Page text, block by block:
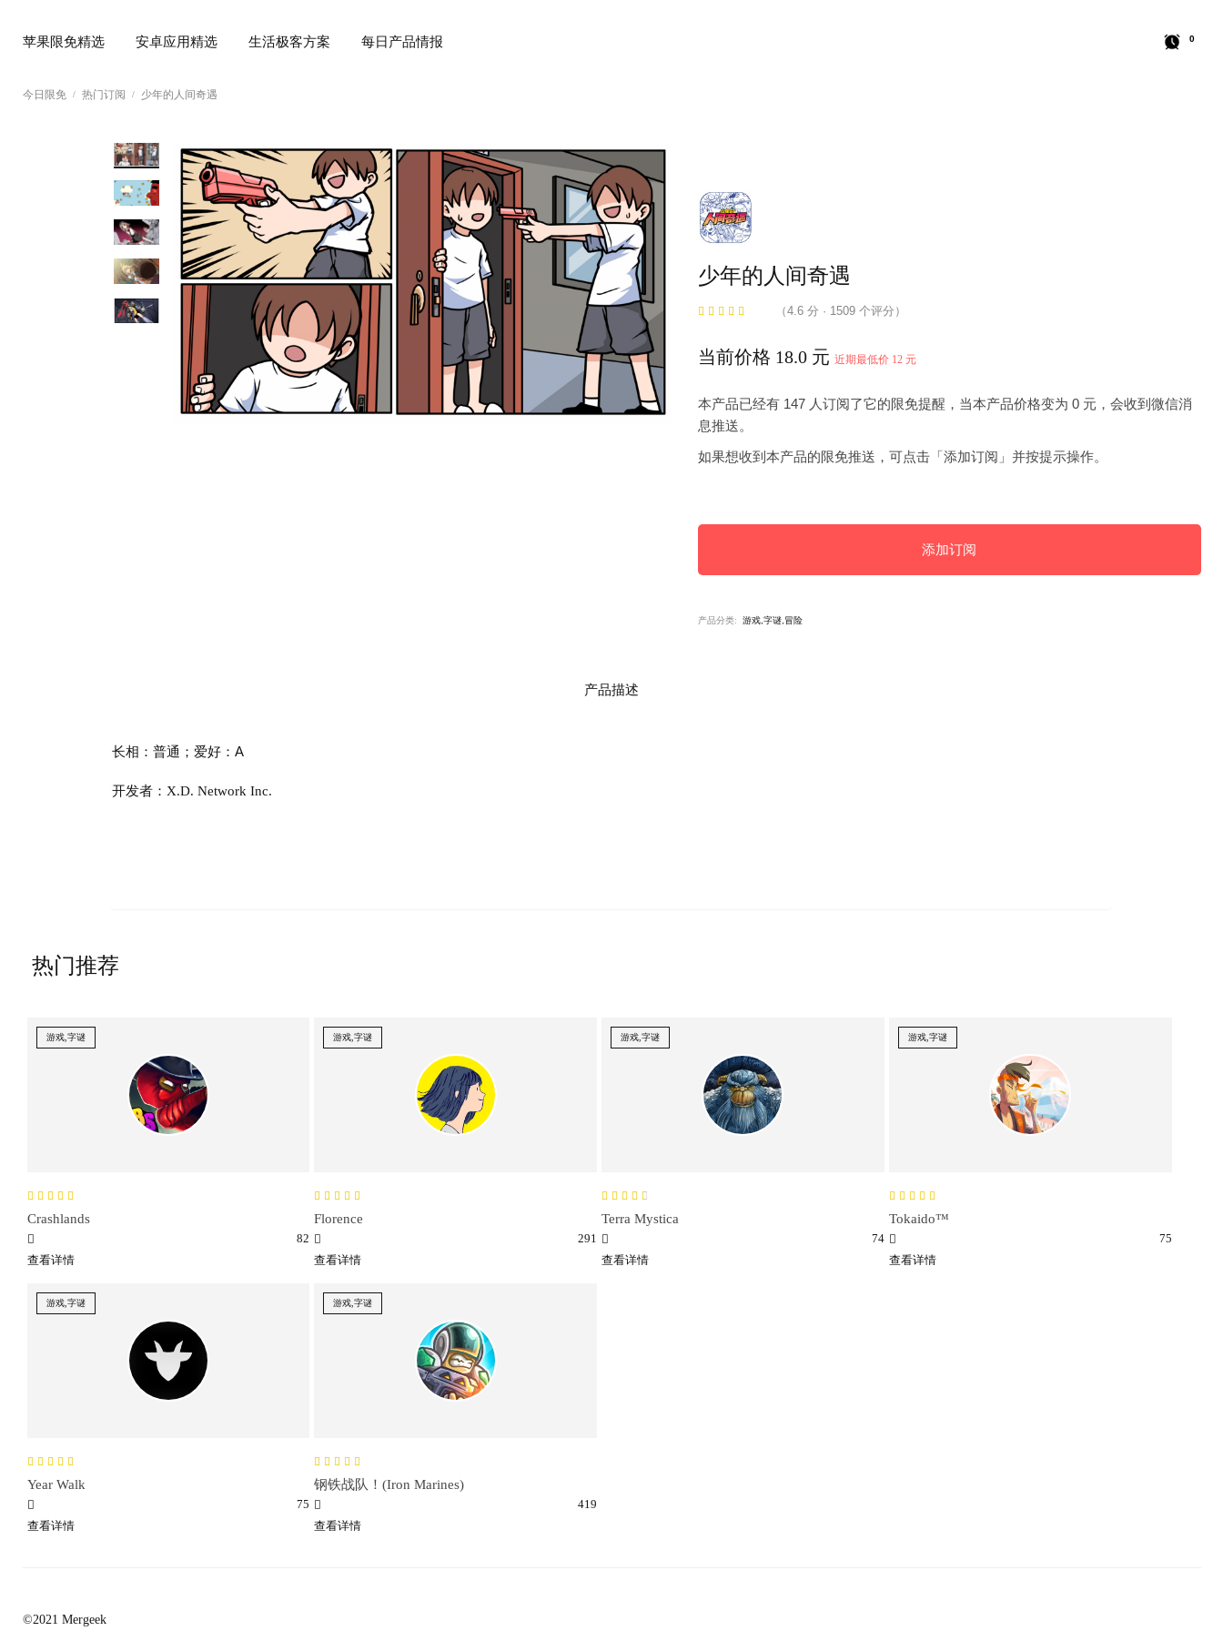
苹果限免精选 安卓应用精选 生活极客方案 每日产品情报 0
今日限免 热门订阅 少年的人间奇遇
少年的人间奇遇
（4.6 分 · 1509 个评分）
当前价格 18.0 元 近期最低价 12 元
本产品已经有 147 人订阅了它的限免提醒，当本产品价格变为 0 元，会收到微信消
息推送。
如果想收到本产品的限免推送，可点击「添加订阅」并按提示操作。
添加订阅
产品分类: 游戏,字谜,冒险
产品描述
长相：普通；爱好：A
开发者：X.D. Network Inc.
热门推荐
游戏,字谜
Crashlands
82
查看详情
游戏,字谜
Florence
291
查看详情
游戏,字谜
Terra Mystica
74
查看详情
游戏,字谜
Tokaido™
75
查看详情
游戏,字谜
Year Walk
75
查看详情
游戏,字谜
钢铁战队！(Iron Marines)
419
查看详情
©2021 Mergeek